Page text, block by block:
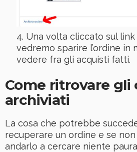
Una volta cliccato sul link
vedremo sparire l’ordine in
vedere fra gli acquisti fatti.
Come ritrovare gli
archiviati
La cosa che potrebbe
recuperare un ordine e se
andarlo a cercare niente